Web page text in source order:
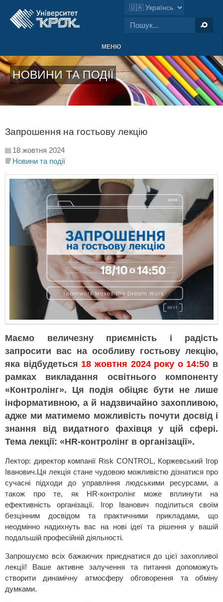
МЕНЮ
НОВИНИ ТА ПОДІЇ
Запрошення на гостьову лекцію
18 жовтня 2024
Новини та події
Маємо величезну приємність і радість
запросити вас на особливу гостьову лекцію,
яка відбудеться 18 жовтня 2024 року о 14:50 в
рамках викладання освітнього компоненту
«Контролінг». Ця подія обіцяє бути не лише
інформативною, а й надзвичайно захопливою,
адже ми матимемо можливість почути досвід і
знання від видатного фахівця у цій сфері.
Тема лекції: «HR-контролінг в організації».
Лектор: директор компанії Risk CONTROL, Коржевський Ігор
Іванович.Ця лекція стане чудовою можливістю дізнатися про
сучасні підходи до управління людськими ресурсами, а
також про те, як HR-контролінг може вплинути на
ефективність організації. Ігор Іванович поділиться своїм
безцінним досвідом та практичними прикладами, що
неодмінно надихнуть вас на нові ідеї та рішення у вашій
подальшій професійній діяльності.
Запрошуємо всіх бажаючих приєднатися до цієї захопливої
лекції! Ваше активне залучення та питання допоможуть
створити динамічну атмосферу обговорення та обміну
думками.